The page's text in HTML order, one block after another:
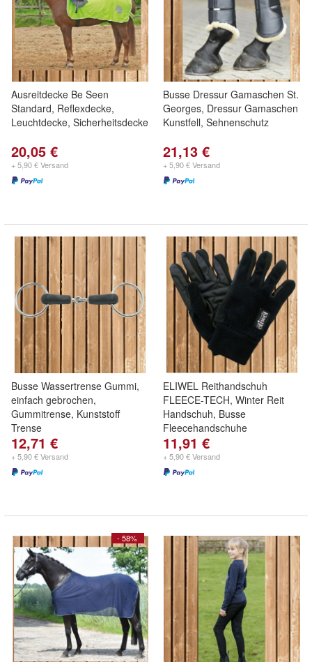
Ausreitdecke Be Seen
Standard, Reflexdecke,
Leuchtdecke, Sicherheitsdecke
20,05 €
+ 5,90 € Versand
Busse Dressur Gamaschen St.
Georges, Dressur Gamaschen
Kunstfell, Sehnenschutz
21,13 €
+ 5,90 € Versand
Busse Wassertrense Gummi,
einfach gebrochen,
Gummitrense, Kunststoff
Trense
12,71 €
+ 5,90 € Versand
ELIWEL Reithandschuh
FLEECE-TECH, Winter Reit
Handschuh, Busse
Fleecehandschuhe
11,91 €
+ 5,90 € Versand
- 58%